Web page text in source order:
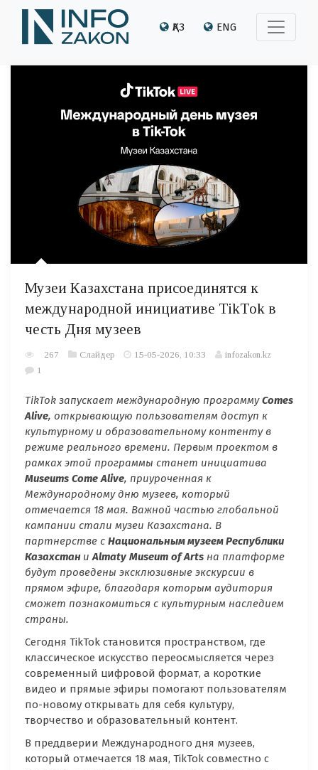
ҚАЗ ENG
Музеи Казахстана присоединятся к
международной инициативе TikTok в
честь Дня музеев
267 Слайдер 15-05-2026, 10:33
infozakon.kz
1
TikTok запускает международную программуComes
Alive, открывающую пользователям доступ к
культурному и образовательному контенту в
режиме реального времени. Первым проектом в
рамках этой программы станет инициатива
Museums Come Alive, приуроченная к
Международному дню музеев, который
отмечается 18 мая. Важной частью глобальной
кампании стали музеи Казахстана. В
партнерстве с Национальным музеем Республики
Казахстан иAlmaty Museum of Arts на платформе
будут проведены эксклюзивные экскурсии в
прямом эфире, благодаря которым аудитория
сможет познакомиться с культурным наследием
страны.
Сегодня TikTok становится пространством, где
классическое искусство переосмысляется через
современный цифровой формат, а короткие
видео и прямые эфиры помогают пользователям
по-новому открывать для себя культуру,
творчество и образовательный контент.
В преддверии Международного дня музеев,
который отмечается 18 мая, TikTok совместно с